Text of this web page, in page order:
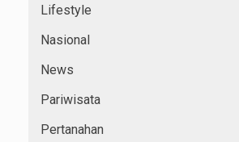
Lifestyle
Nasional
News
Pariwisata
Pertanahan